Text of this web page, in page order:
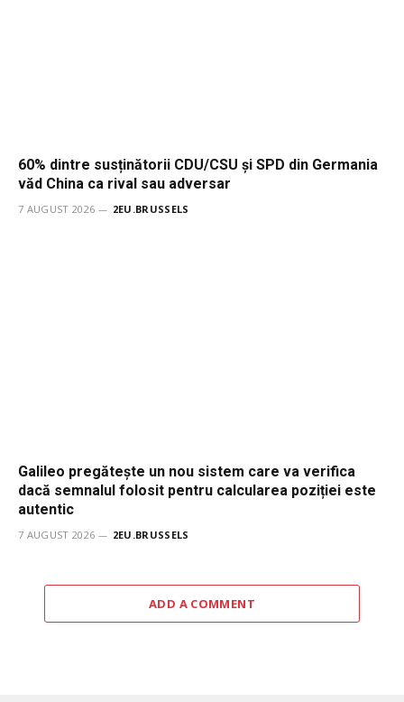
60% dintre susținătorii CDU/CSU și SPD din Germania
văd China ca rival sau adversar
7 AUGUST 2026 2EU.BRUSSELS
Galileo pregătește un nou sistem care va verifica
dacă semnalul folosit pentru calcularea poziției este
autentic
7 AUGUST 2026 2EU.BRUSSELS
ADD A COMMENT